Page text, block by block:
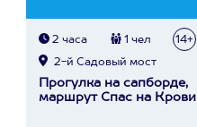
2 часа 1 чел 14+
2-й Садовый мост
Прогулка на сапборде,
маршрут Спас на Крови